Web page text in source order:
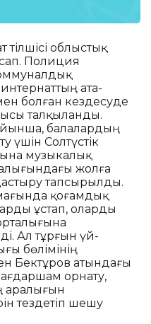
тілшісі облыстық
Полиция
ата-
болған кездесуде
талқыланды.
балалардың
үшін Солтүстік
музыкалық
жолға
тапсырылды.
қоғамдық
ұстап, оларды
Ал тұрғын үй-
бөлімінің
Бектұров атындағы
орнату,
аралығын
тездетіп шешу